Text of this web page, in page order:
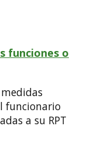
funciones o
funcionario
a su RPT